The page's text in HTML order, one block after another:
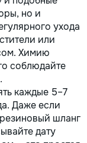
но и
ухода
или
Химию
соблюдайте
каждые 5–7
Даже если
шланг
дату